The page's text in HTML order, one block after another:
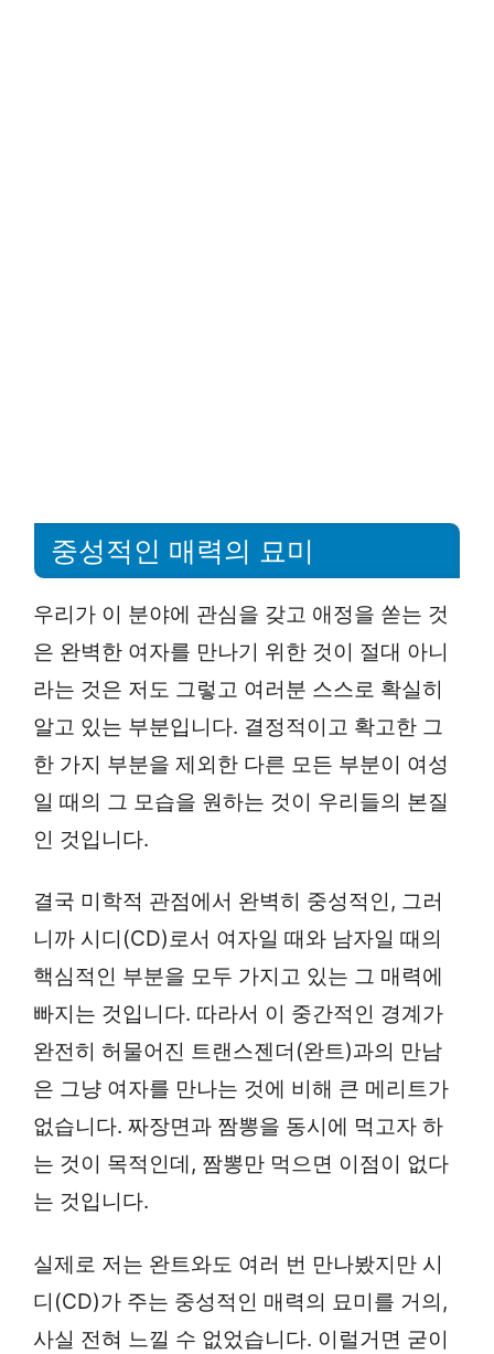
중성적인 매력의 묘미
우리가 이 분야에 관심을 갖고 애정을 쏟는 것
은 완벽한 여자를 만나기 위한 것이 절대 아니
라는 것은 저도 그렇고 여러분 스스로 확실히
알고 있는 부분입니다. 결정적이고 확고한 그
한 가지 부분을 제외한 다른 모든 부분이 여성
일 때의 그 모습을 원하는 것이 우리들의 본질
인 것입니다.
결국 미학적 관점에서 완벽히 중성적인, 그러
니까 시디(CD)로서 여자일 때와 남자일 때의
핵심적인 부분을 모두 가지고 있는 그 매력에
빠지는 것입니다. 따라서 이 중간적인 경계가
완전히 허물어진 트랜스젠더(완트)과의 만남
은 그냥 여자를 만나는 것에 비해 큰 메리트가
없습니다. 짜장면과 짬뽕을 동시에 먹고자 하
는 것이 목적인데, 짬뽕만 먹으면 이점이 없다
는 것입니다.
실제로 저는 완트와도 여러 번 만나봤지만 시
디(CD)가 주는 중성적인 매력의 묘미를 거의,
사실 전혀 느낄 수 없었습니다. 이럴거면 굳이